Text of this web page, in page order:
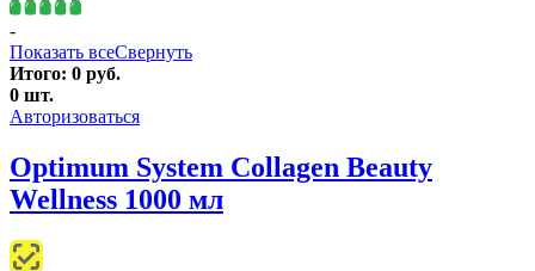
-
Показать всеСвернуть
Итого: 0 руб.
0 шт.
Авторизоваться
Optimum System Collagen Beauty
Wellness 1000 мл